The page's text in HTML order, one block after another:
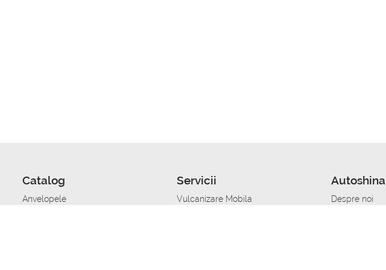
Catalog
Anvelopele
Servicii
Vulcanizare Mobila
Autoshina
Despre noi